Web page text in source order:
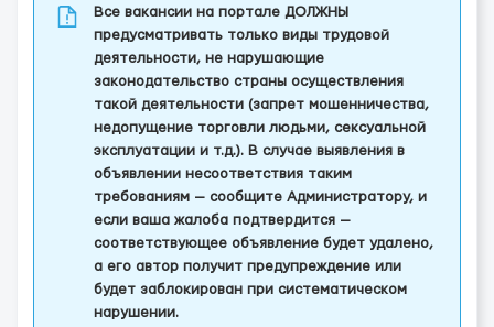
Все вакансии на портале ДОЛЖНЫ
предусматривать только виды трудовой
деятельности, не нарушающие
законодательство страны осуществления
такой деятельности (запрет мошенничества,
недопущение торговли людьми, сексуальной
эксплуатации и т.д.). В случае выявления в
объявлении несоответствия таким
требованиям — сообщите Администратору, и
если ваша жалоба подтвердится —
соответствующее объявление будет удалено,
а его автор получит предупреждение или
будет заблокирован при систематическом
нарушении.